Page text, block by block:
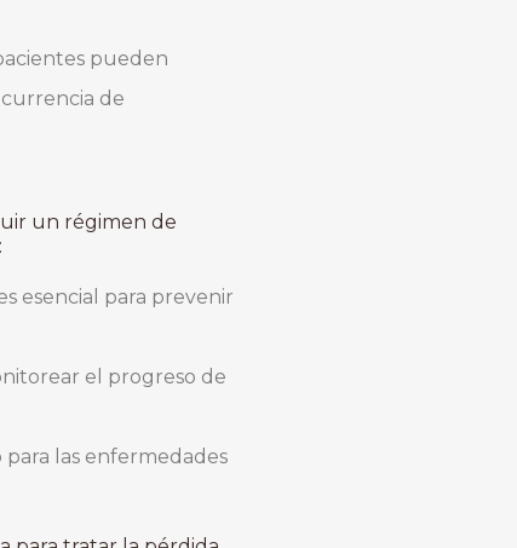
pueden
de
un régimen de
esencial para prevenir
el progreso de
las enfermedades